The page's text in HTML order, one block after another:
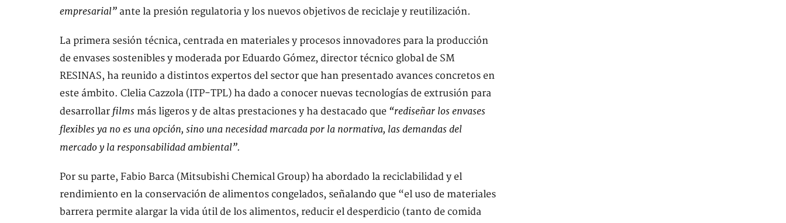
empresarial” ante la presión regulatoria y los nuevos objetivos de reciclaje y reutilización.
La primera sesión técnica, centrada en materiales y procesos innovadores para la producción
de envases sostenibles y moderada por Eduardo Gómez, director técnico global de SM
RESINAS, ha reunido a distintos expertos del sector que han presentado avances concretos en
este ámbito. Clelia Cazzola (ITP-TPL) ha dado a conocer nuevas tecnologías de extrusión para
desarrollar films más ligeros y de altas prestaciones y ha destacado que “rediseñar los envases
flexibles ya no es una opción, sino una necesidad marcada por la normativa, las demandas del
mercado y la responsabilidad ambiental”.
Por su parte, Fabio Barca (Mitsubishi Chemical Group) ha abordado la reciclabilidad y el
rendimiento en la conservación de alimentos congelados, señalando que “el uso de materiales
barrera permite alargar la vida útil de los alimentos, reducir el desperdicio (tanto de comida